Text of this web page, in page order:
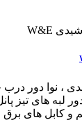
، نوا دور درب
لبه های تیز
و کابل های